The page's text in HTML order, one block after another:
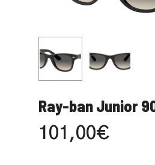
Ray-ban Junior
101,00€